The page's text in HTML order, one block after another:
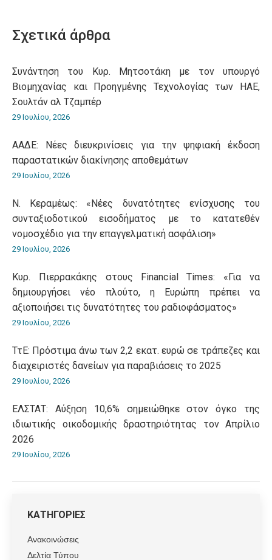
Σχετικά άρθρα
Συνάντηση του Κυρ. Μητσοτάκη με τον υπουργό
Βιομηχανίας και Προηγμένης Τεχνολογίας των ΗΑΕ,
Σουλτάν αλ Τζαμπέρ
29 Ιουλίου, 2026
ΑΑΔΕ: Νέες διευκρινίσεις για την ψηφιακή έκδοση
παραστατικών διακίνησης αποθεμάτων
29 Ιουλίου, 2026
Ν. Κεραμέως: «Νέες δυνατότητες ενίσχυσης του
συνταξιοδοτικού εισοδήματος με το κατατεθέν
νομοσχέδιο για την επαγγελματική ασφάλιση»
29 Ιουλίου, 2026
Κυρ. Πιερρακάκης στους Financial Times: «Για να
δημιουργήσει νέο πλούτο, η Ευρώπη πρέπει να
αξιοποιήσει τις δυνατότητες του ραδιοφάσματος»
29 Ιουλίου, 2026
ΤτΕ: Πρόστιμα άνω των 2,2 εκατ. ευρώ σε τράπεζες και
διαχειριστές δανείων για παραβιάσεις το 2025
29 Ιουλίου, 2026
ΕΛΣΤΑΤ: Αύξηση 10,6% σημειώθηκε στον όγκο της
ιδιωτικής οικοδομικής δραστηριότητας τον Απρίλιο
2026
29 Ιουλίου, 2026
ΚΑΤΗΓΟΡΙΕΣ
Ανακοινώσεις
Δελτία Τύπου